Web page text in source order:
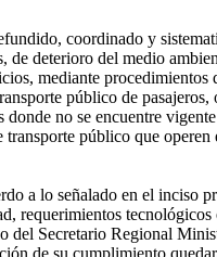
coordinado y
deterioro del medio
mediante
público de
no se encuentre
público que
a lo señalado en el
requerimientos
Secretario Regional
de su cumplimiento